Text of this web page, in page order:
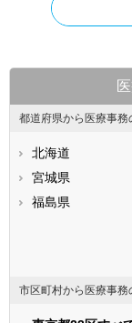
都道府県から医療事務
北海道
宮城県
福島県
石川県
市区町村から医療事務